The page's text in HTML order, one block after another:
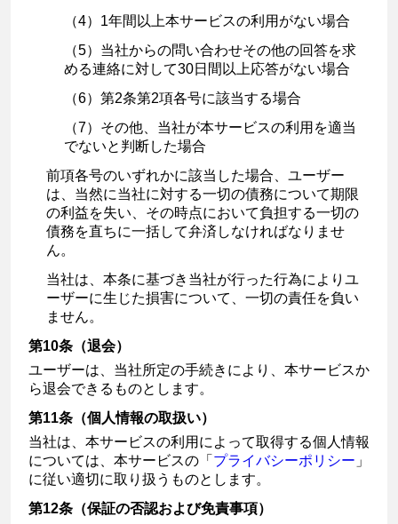
（4）1年間以上本サービスの利用がない場合
（5）当社からの問い合わせその他の回答を求
める連絡に対して30日間以上応答がない場合
（6）第2条第2項各号に該当する場合
（7）その他、当社が本サービスの利用を適当
でないと判断した場合
前項各号のいずれかに該当した場合、ユーザー
は、当然に当社に対する一切の債務について期限
の利益を失い、その時点において負担する一切の
債務を直ちに一括して弁済しなければなりませ
ん。
当社は、本条に基づき当社が行った行為によりユ
ーザーに生じた損害について、一切の責任を負い
ません。
第10条（退会）
ユーザーは、当社所定の手続きにより、本サービスか
ら退会できるものとします。
第11条（個人情報の取扱い）
当社は、本サービスの利用によって取得する個人情報
については、本サービスの「 プライバシーポリシー 」
に従い適切に取り扱うものとします。
第12条（保証の否認および免責事項）